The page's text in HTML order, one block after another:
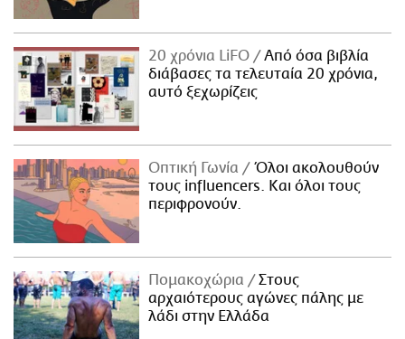
20 χρόνια LiFO
Από όσα βιβλία
διάβασες τα τελευταία 20 χρόνια,
αυτό ξεχωρίζεις
Οπτική Γωνία
Όλοι ακολουθούν
τους influencers. Και όλοι τους
περιφρονούν.
Πομακοχώρια
Στους
αρχαιότερους αγώνες πάλης με
λάδι στην Ελλάδα